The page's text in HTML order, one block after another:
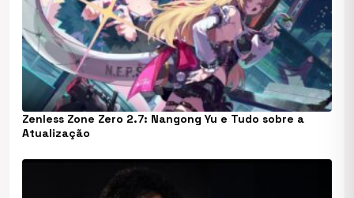
Zenless Zone Zero 2.7: Nangong Yu e Tudo sobre a
Atualização